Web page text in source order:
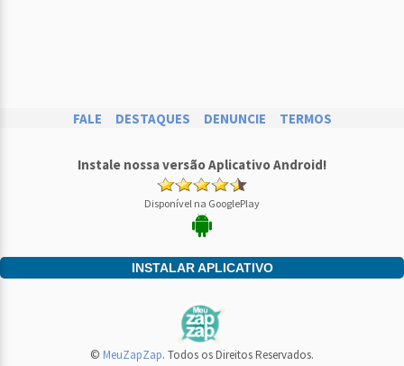
FALE DESTAQUES DENUNCIE TERMOS
Instale nossa versão Aplicativo Android!
Disponível na GooglePlay
INSTALAR APLICATIVO
© MeuZapZap. Todos os Direitos Reservados.